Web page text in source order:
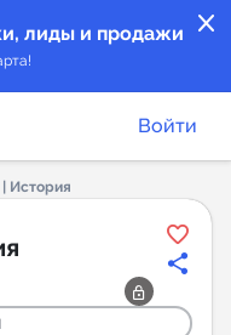
close
лиды и продажи
Войти
История